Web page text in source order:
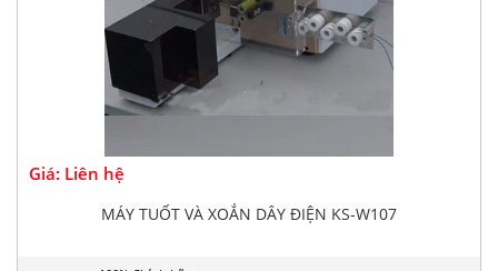
Giá: Liên hệ
MÁY TUỐT VÀ XOẮN DÂY ĐIỆN KS-W107